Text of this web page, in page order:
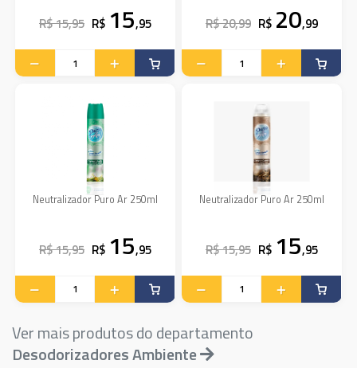
R$ 15,95 R$ 15,95 R$ 20,99 R$ 20,99
Neutralizador Puro Ar 250ml
R$ 15,95 R$ 15,95
Neutralizador Puro Ar 250ml
R$ 15,95 R$ 15,95
Ver mais produtos do departamento
Desodorizadores Ambiente